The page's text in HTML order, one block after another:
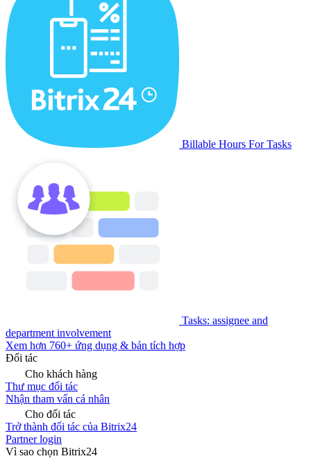
Billable Hours For Tasks
Tasks: assignee and
department involvement
Xem hơn 760+ ứng dụng & bản tích hợp
Đối tác
Cho khách hàng
Thư mục đối tác
Nhận tham vấn cá nhân
Cho đối tác
Trở thành đối tác của Bitrix24
Partner login
Vì sao chọn Bitrix24